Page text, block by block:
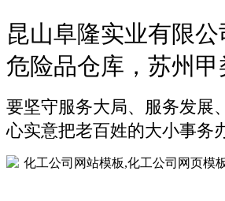
昆山阜隆实业有限
危险品仓库，苏州
要坚守服务大局、服务发展
心实意把老百姓的大小事务